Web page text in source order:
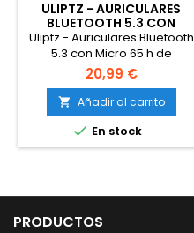
ULIPTZ - AURICULARES
BLUETOOTH 5.3 CON
MICRO
Uliptz - Auriculares Bluetooth
5.3 con Micro 65 h de
autonomía, 6 Modos de
Sonido EQ, estéreo Alta
fidelidad, inalámbricos,
circumaurales Plegables,
Ligeros, Viajes, Oficina, móvil,
PC, Blancos
20,99 €
 Añadir al carrito
 En stock
PRODUCTOS